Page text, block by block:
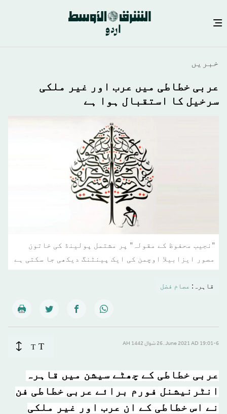
content
خبريں
عربی خطاطی میں عرب اور غیر ملکی
سرخیل کا استقبال ہوا ہے
"نجیب محفوظ کے مقولہ" پر مشتمل پولینڈ کی خاتون
مصور ایزابیلا اوچمن کی ایک پینٹنگ دیکھی جا سکتی ہے
قاہرہ: عصام فضل
19:01-6 June 2021 AD ـ 26 شوال 1442 AH T
T
عربی خطاطی کے چھٹے سیشن میں قاہرہ
انٹرنیشنل فورم برائے عربی خطاطی فن
نے اس خطاطی کے ان عرب اور غیر ملکی